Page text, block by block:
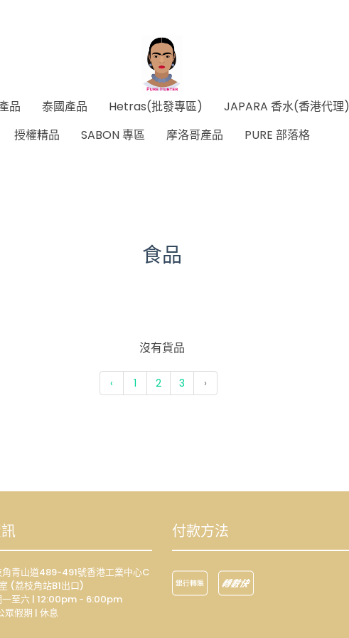
品 泰國產品 Hetras(批發專區) JAPARA 香水(香港代理)
授權精品
SABON 專區 摩洛哥產品 PURE 部落格
食品
沒有貨品
‹ 1 2 3 ›
角青山道489-491號香港工業中心C
(荔枝角站B1出口)
一至六 | 12:00pm - 6:00pm
眾假期 | 休息
付款方法